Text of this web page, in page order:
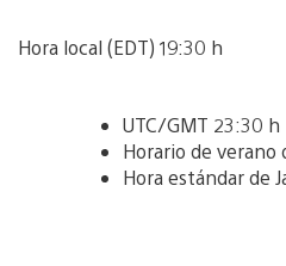
Hora local (EDT) 19:30 h
UTC/GMT 23:30 h
Horario de verano
Hora estándar de